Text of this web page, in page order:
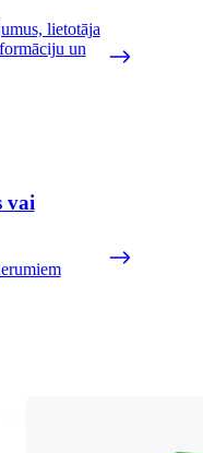
lietotāja
un
vai